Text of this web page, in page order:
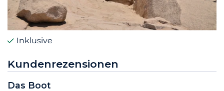
Inklusive
Kundenrezensionen
Das Boot